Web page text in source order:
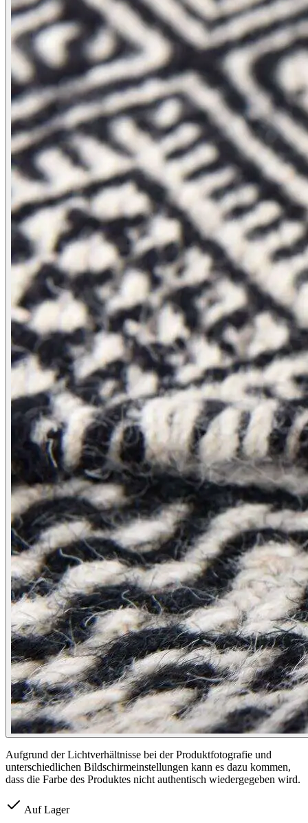
Aufgrund der Lichtverhältnisse bei der Produktfotografie und
unterschiedlichen Bildschirmeinstellungen kann es dazu kommen,
dass die Farbe des Produktes nicht authentisch wiedergegeben wird.
Auf Lager